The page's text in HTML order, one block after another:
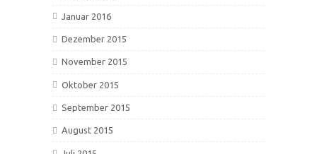
Januar 2016
Dezember 2015
November 2015
Oktober 2015
September 2015
August 2015